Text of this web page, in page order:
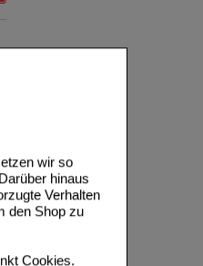
wir so
hinaus
Verhalten
den Shop zu
Cookies.